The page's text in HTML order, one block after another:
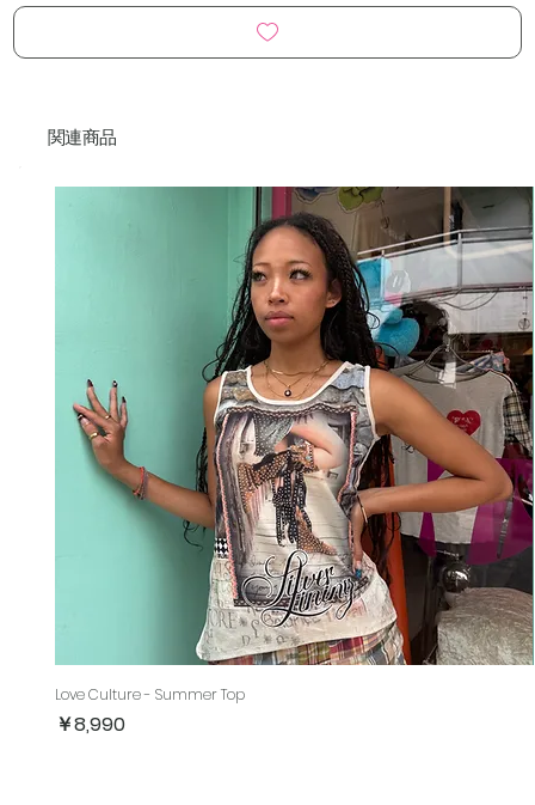
関連商品
Love Culture - Summer Top
価格
￥8,990